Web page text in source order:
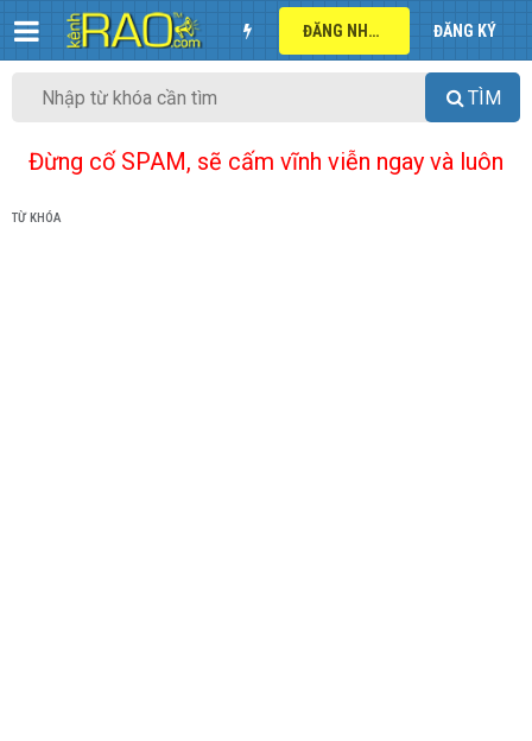
ĐĂNG NHẬP ĐĂNG KÝ
TÌM
Đừng cố SPAM, sẽ cấm vĩnh viễn ngay và luôn
TỪ KHÓA